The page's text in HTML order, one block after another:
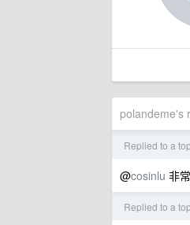
polandeme's
Replied to a
@cosinlu 非
Replied to a